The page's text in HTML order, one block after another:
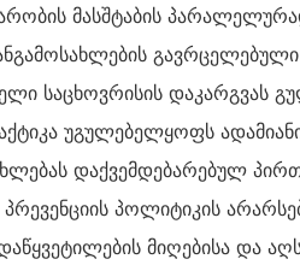
მასშტაბის
საცხოვრისის დაკარგვას
უგულებელყოფს
დაქვემდებარებულ
პრევენციის პოლიტიკის
მიღებისა და